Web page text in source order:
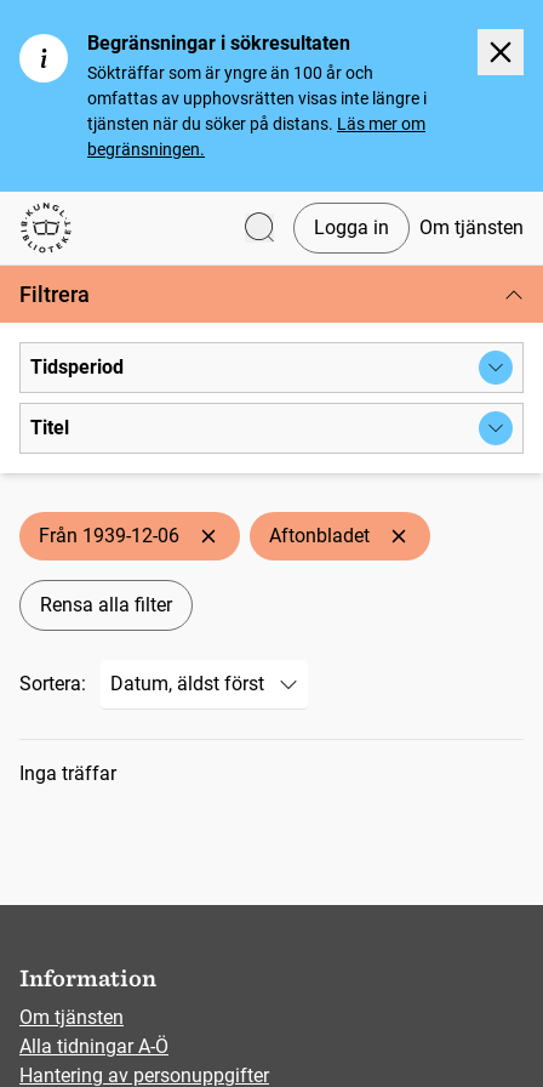
Begränsningar i sökresultaten
Sökträffar som är yngre än 100 år och
omfattas av upphovsrätten visas inte längre i
tjänsten när du söker på distans. Läs mer om
begränsningen.
Svenska tidningar
Logga in Om tjänsten
Filtrera
Tidsperiod
Titel
Från 1939-12-06 Aftonbladet
Rensa alla filter
Sortera:
Sökresultat
Inga träffar
Information
Om tjänsten
Alla tidningar A-Ö
Hantering av personuppgifter